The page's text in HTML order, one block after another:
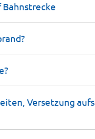
Bahnstrecke
Versetzung aufs